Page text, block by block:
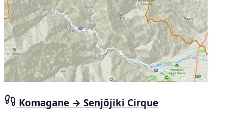
Komagane → Senjōjiki Cirque